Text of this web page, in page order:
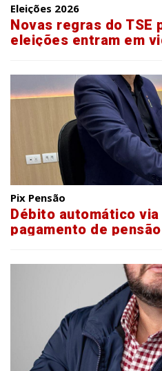
Eleições 2026
Novas regras do TSE
eleições entram em
Pix Pensão
Débito automático
pagamento de